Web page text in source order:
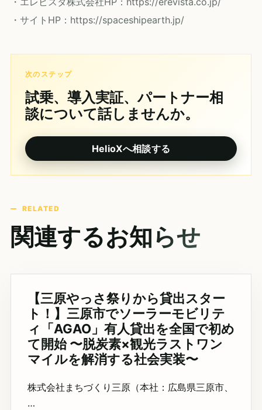
・サイトHP： https://spaceshipearth.jp/
次のステップ
試乗、導入実証、パートナー相
談について話しませんか。
HelioXへ相談する
RELATED
関連するお知らせ
【三原やっさ祭りから貸出スター
ト！】三原市でソーラーモビリテ
ィ「AGAO」有人貸出を全国で初め
て開始 〜脱炭素×観光ラストワン
マイルを解消する社会実装〜
株式会社まちづくり三原（本社：広島県三原市、
…